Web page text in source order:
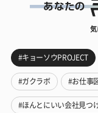
気
#キョーソウPROJECT
#ガクラボ #お仕事
#ほんとにいい会社見つ